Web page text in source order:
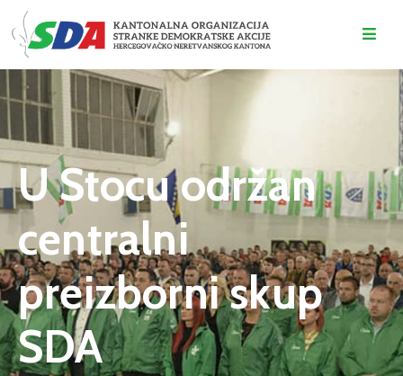
NAMA
DOGAĐAJI
VIJESTI
KONTAKT
U Stocu održan
centralni
preizborni skup
SDA